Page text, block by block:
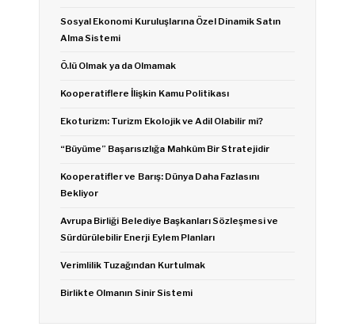
Sosyal Ekonomi Kuruluşlarına Özel Dinamik Satın
Alma Sistemi
Ö.lü Olmak ya da Olmamak
Kooperatiflere İlişkin Kamu Politikası
Ekoturizm: Turizm Ekolojik ve Adil Olabilir mi?
“Büyüme” Başarısızlığa Mahkûm Bir Stratejidir
Kooperatifler ve Barış: Dünya Daha Fazlasını
Bekliyor
Avrupa Birliği Belediye Başkanları Sözleşmesi ve
Sürdürülebilir Enerji Eylem Planları
Verimlilik Tuzağından Kurtulmak
Birlikte Olmanın Sinir Sistemi